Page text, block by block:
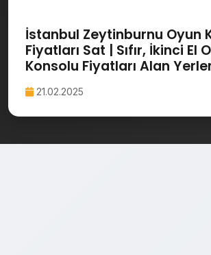
İstanbul Zeytinburnu Oyun
Fiyatları Sat | Sıfır, İkinci El
Konsolu Fiyatları Alan
21.02.2025